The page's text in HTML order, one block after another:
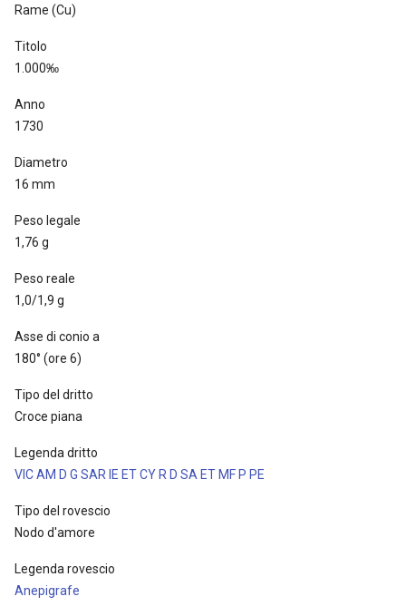
Rame (Cu)
Titolo
1.000‰
Anno
1730
Diametro
16 mm
Peso legale
1,76 g
Peso reale
1,0/1,9 g
Asse di conio a
180° (ore 6)
Tipo del dritto
Croce piana
Legenda dritto
VIC AM D G SAR IE ET CY R D SA ET MF P PE
Tipo del rovescio
Nodo d'amore
Legenda rovescio
Anepigrafe